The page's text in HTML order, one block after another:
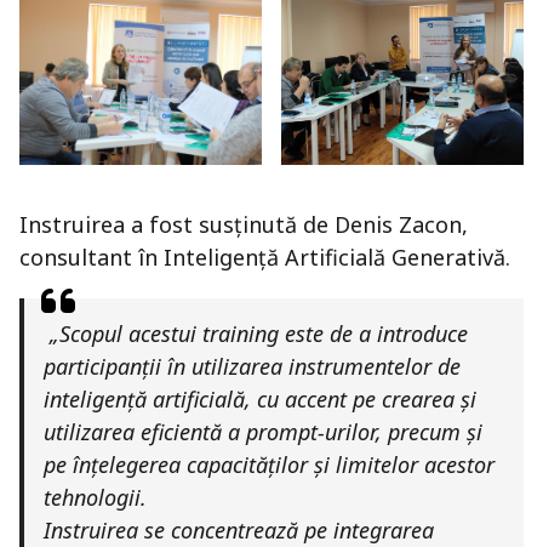
Instruirea a fost susținută de Denis Zacon,
consultant în Inteligență Artificială Generativă.
„Scopul acestui training este de a introduce
participanții în utilizarea instrumentelor de
inteligență artificială, cu accent pe crearea și
utilizarea eficientă a prompt-urilor, precum și
pe înțelegerea capacităților și limitelor acestor
tehnologii.
Instruirea se concentrează pe integrarea